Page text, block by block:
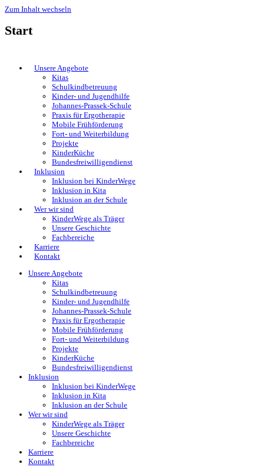
Zum Inhalt wechseln
Start
Unsere Angebote
Kitas
Schulkindbetreuung
Kinder- und Jugendhilfe
Johannes-Prassek-Schule
Praxis für Ergotherapie
Mobile Frühförderung
Fort- und Weiterbildung
Projekte
KinderKüche
Bundesfreiwilligendienst
Inklusion
Inklusion bei KinderWege
Inklusion in Kita
Inklusion an der Schule
Wer wir sind
KinderWege als Träger
Unsere Geschichte
Fachbereiche
Karriere
Kontakt
Unsere Angebote
Kitas
Schulkindbetreuung
Kinder- und Jugendhilfe
Johannes-Prassek-Schule
Praxis für Ergotherapie
Mobile Frühförderung
Fort- und Weiterbildung
Projekte
KinderKüche
Bundesfreiwilligendienst
Inklusion
Inklusion bei KinderWege
Inklusion in Kita
Inklusion an der Schule
Wer wir sind
KinderWege als Träger
Unsere Geschichte
Fachbereiche
Karriere
Kontakt